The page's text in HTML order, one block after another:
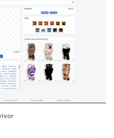
sur internet et modifié